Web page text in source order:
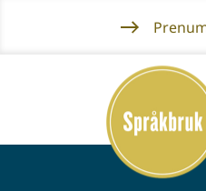
innehållet
Framsida